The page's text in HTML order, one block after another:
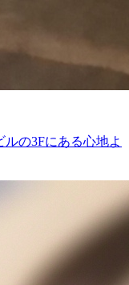
ルの3Fにある心地よ